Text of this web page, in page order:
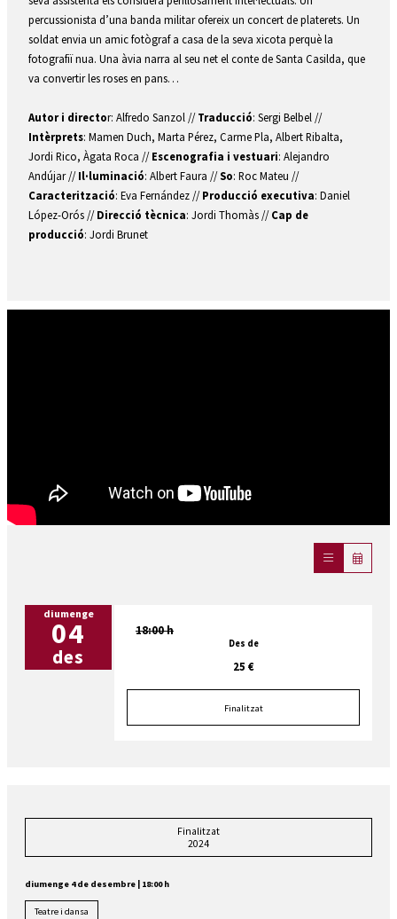
percussionista d’una banda militar ofereix un concert de platerets. Un
soldat envia un amic fotògraf a casa de la seva xicota perquè la
fotografiï nua. Una àvia narra al seu net el conte de Santa Casilda, que
va convertir les roses en pans…
Autor i director: Alfredo Sanzol // Traducció
: Sergi Belbel //
Intèrprets: Mamen Duch, Marta Pérez, Carme Pla, Albert Ribalta,
Jordi Rico, Àgata Roca // Escenografia i vestuari: Alejandro
Andújar // Il·luminació: Albert Faura // So
: Roc Mateu //
Caracterització: Eva Fernández // Producció executiva: Daniel
López-Orós // Direcció tècnica: Jordi Thomàs // Cap de
producció: Jordi Brunet
diumenge
04
des
18:00 h
Des de
25 €
Finalitzat
Finalitzat
2024
diumenge 4 de desembre | 18:00 h
Teatre i dansa